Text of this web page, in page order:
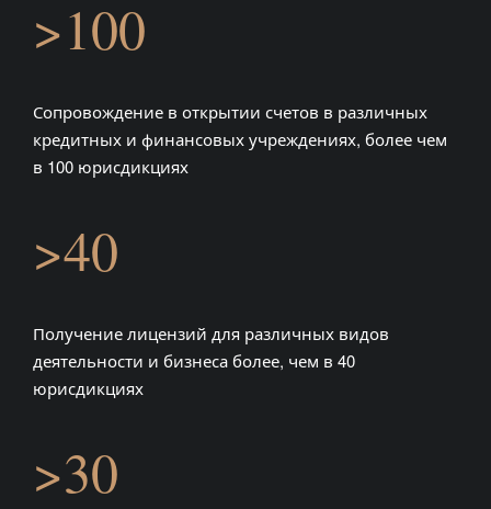
>100
Сопровождение в открытии счетов в различных
кредитных и финансовых учреждениях, более чем
в 100 юрисдикциях
>40
Получение лицензий для различных видов
деятельности и бизнеса более, чем в 40
юрисдикциях
>30